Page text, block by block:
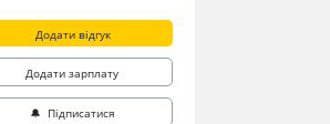
Додати відгук
Додати зарплату
🔔 Підписатися